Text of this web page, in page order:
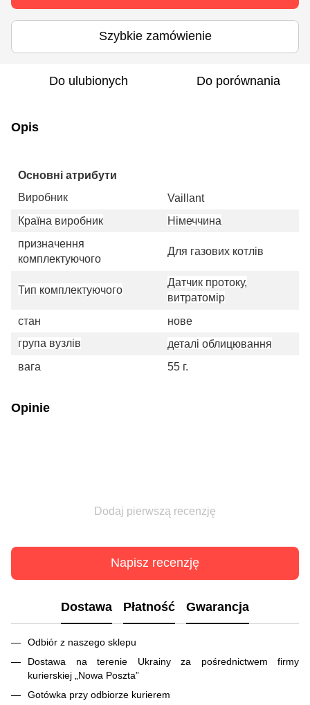
Szybkie zamówienie
Do ulubionych Do porównania
Opis
Основні атрибути
Виробник
Vaillant
Країна виробник
Німеччина
призначення
комплектуючого
Для газових котлів
Тип комплектуючого
Датчик протоку,
витратомір
стан
нове
група вузлів
деталі облицювання
вага
55 г.
Opinie
Dodaj pierwszą recenzję
Napisz recenzję
Dostawa Płatność Gwarancja
Odbiór z naszego sklepu
Dostawa na terenie Ukrainy za pośrednictwem firmy
kurierskiej „Nowa Poszta”
Gotówka przy odbiorze kurierem